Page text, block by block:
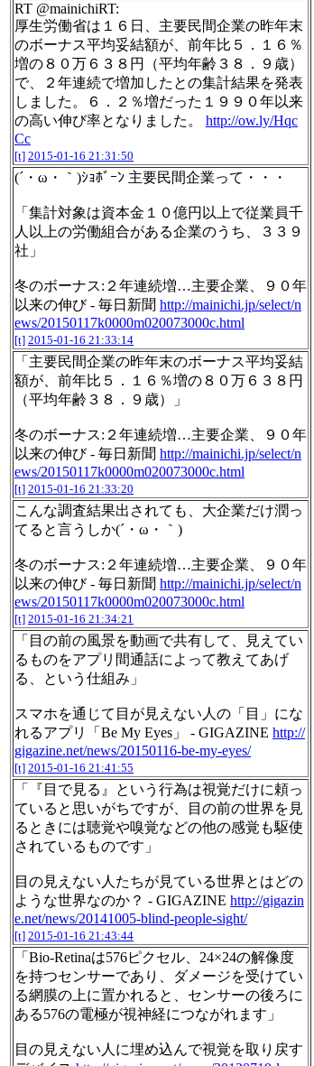
RT @mainichiRT:
厚生労働省は１６日、主要民間企業の昨年末
のボーナス平均妥結額が、前年比５．１６％
増の８０万６３８円（平均年齢３８．９歳）
で、２年連続で増加したとの集計結果を発表
しました。６．２％増だった１９９０年以来
の高い伸び率となりました。 http://ow.ly/Hqc
Cc
[t] 2015-01-16 21:31:50
(´・ω・｀)ｼｮﾎﾞｰﾝ 主要民間企業って・・・
「集計対象は資本金１０億円以上で従業員千
人以上の労働組合がある企業のうち、３３９
社」
冬のボーナス:２年連続増…主要企業、９０年
以来の伸び - 毎日新聞 http://mainichi.jp/select/n
ews/20150117k0000m020073000c.html
[t] 2015-01-16 21:33:14
「主要民間企業の昨年末のボーナス平均妥結
額が、前年比５．１６％増の８０万６３８円
（平均年齢３８．９歳）」
冬のボーナス:２年連続増…主要企業、９０年
以来の伸び - 毎日新聞 http://mainichi.jp/select/n
ews/20150117k0000m020073000c.html
[t] 2015-01-16 21:33:20
こんな調査結果出されても、大企業だけ潤っ
てると言うしか(´・ω・｀)
冬のボーナス:２年連続増…主要企業、９０年
以来の伸び - 毎日新聞 http://mainichi.jp/select/n
ews/20150117k0000m020073000c.html
[t] 2015-01-16 21:34:21
「目の前の風景を動画で共有して、見えてい
るものをアプリ間通話によって教えてあげ
る、という仕組み」
スマホを通じて目が見えない人の「目」にな
れるアプリ「Be My Eyes」 - GIGAZINE http://
gigazine.net/news/20150116-be-my-eyes/
[t] 2015-01-16 21:41:55
「『目で見る』という行為は視覚だけに頼っ
ていると思いがちですが、目の前の世界を見
るときには聴覚や嗅覚などの他の感覚も駆使
されているものです」
目の見えない人たちが見ている世界とはどの
ような世界なのか？ - GIGAZINE http://gigazin
e.net/news/20141005-blind-people-sight/
[t] 2015-01-16 21:43:44
「Bio-Retinaは576ピクセル、24×24の解像度
を持つセンサーであり、ダメージを受けてい
る網膜の上に置かれると、センサーの後ろに
ある576の電極が視神経につながれます」
目の見えない人に埋め込んで視覚を取り戻す